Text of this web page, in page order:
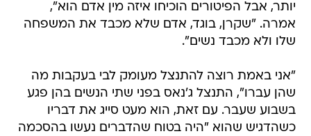
יותר, אבל הפיטורים הוכיחו איזה מין אדם הוא",
אמרה. "שקרן, בוגד, אדם שלא מכבד את המשפחה
שלו ולא מכבד נשים".
"אני באמת רוצה להתנצל מעומק לבי בעקבות מה
שהן עברו", התנצל ג'נאס בפני שתי הנשים בהן פגע
בשבוע שעבר. עם זאת, הוא מעט סייג את דבריו
כשהדגיש שהוא "היה בטוח שהדברים נעשו בהסכמה